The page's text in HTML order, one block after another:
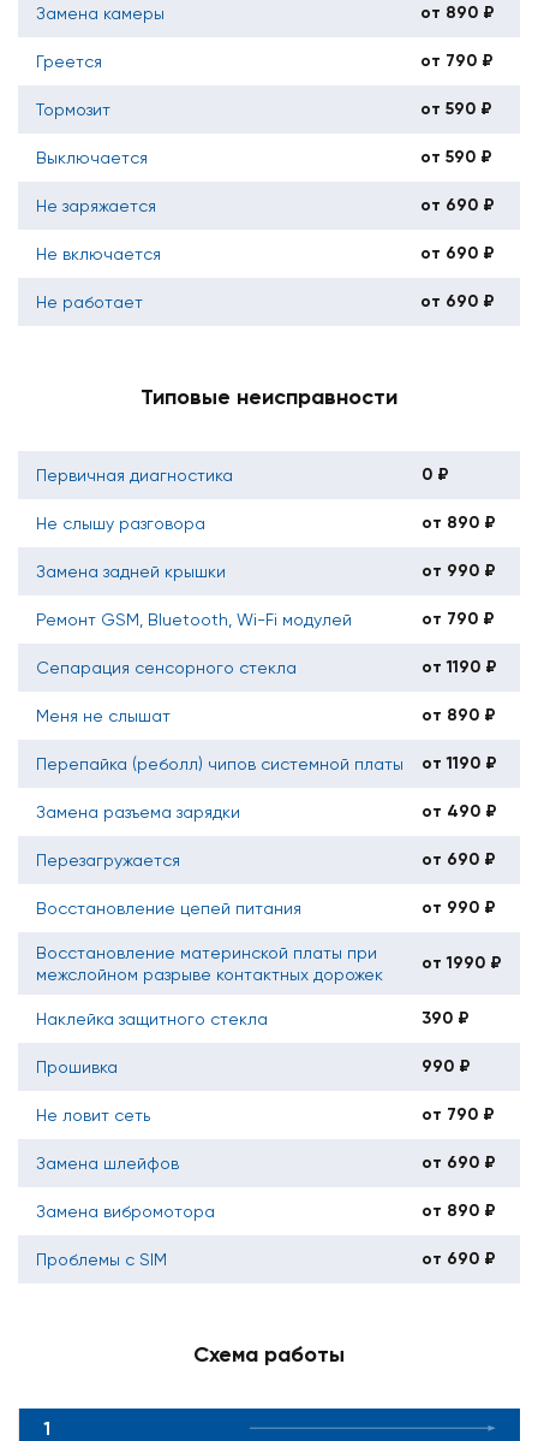
Замена камеры от 890 ₽
Греется от 790 ₽
Тормозит от 590 ₽
Выключается от 590 ₽
Не заряжается от 690 ₽
Не включается от 690 ₽
Не работает от 690 ₽
Типовые неисправности
Первичная диагностика 0 ₽
Не слышу разговора от 890 ₽
Замена задней крышки от 990 ₽
Ремонт GSM, Bluetooth, Wi-Fi модулей от 790 ₽
Сепарация сенсорного стекла от 1190 ₽
Меня не слышат от 890 ₽
Перепайка (реболл) чипов системной платы от 1190 ₽
Замена разъема зарядки от 490 ₽
Перезагружается от 690 ₽
Восстановление цепей питания от 990 ₽
Восстановление материнской платы при
межслойном разрыве контактных дорожек
от 1990 ₽
Наклейка защитного стекла 390 ₽
Прошивка 990 ₽
Не ловит сеть от 790 ₽
Замена шлейфов от 690 ₽
Замена вибромотора от 890 ₽
Проблемы с SIM от 690 ₽
Схема работы
1